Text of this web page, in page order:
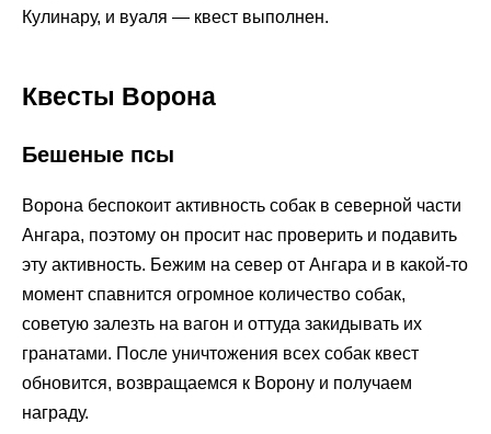
Кулинару, и вуаля — квест выполнен.
Квесты Ворона
Бешеные псы
Ворона беспокоит активность собак в северной части
Ангара, поэтому он просит нас проверить и подавить
эту активность. Бежим на север от Ангара и в какой-то
момент спавнится огромное количество собак,
советую залезть на вагон и оттуда закидывать их
гранатами. После уничтожения всех собак квест
обновится, возвращаемся к Ворону и получаем
награду.